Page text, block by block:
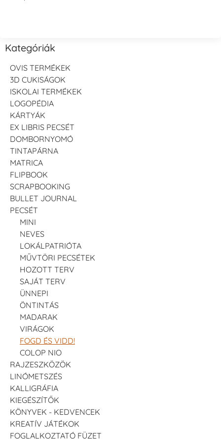
Kategóriák
OVIS TERMÉKEK
3D CUKISÁGOK
ISKOLAI TERMÉKEK
LOGOPÉDIA
KÁRTYÁK
EX LIBRIS PECSÉT
DOMBORNYOMÓ
TINTAPÁRNA
MATRICA
FLIPBOOK
SCRAPBOOKING
BULLET JOURNAL
PECSÉT
MINI
NEVES
LOKÁLPATRIÓTA
MŰVTÖRI PECSÉTEK
HOZOTT TERV
SAJÁT TERV
ÜNNEPI
ÖNTINTÁS
MADARAK
VIRÁGOK
FOGD ÉS VIDD!
COLOP NIO
RAJZESZKÖZÖK
LINÓMETSZÉS
KALLIGRÁFIA
KIEGÉSZÍTŐK
KÖNYVEK - KEDVENCEK
KREATÍV JÁTÉKOK
FOGLALKOZTATÓ FÜZET